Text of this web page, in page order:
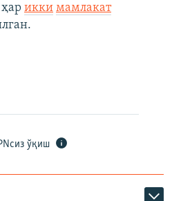
икки мамлакат
ўқиш